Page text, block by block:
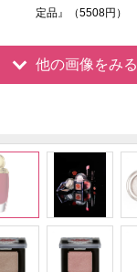
定品』（5508円）
他の画像をみる